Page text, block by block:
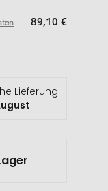
89,10 €
Lieferung